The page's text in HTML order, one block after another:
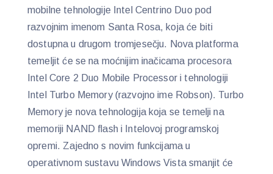
mobilne tehnologije Intel Centrino Duo pod
razvojnim imenom Santa Rosa, koja će biti
dostupna u drugom tromjesečju. Nova platforma
temeljit će se na moćnijim inačicama procesora
Intel Core 2 Duo Mobile Processor i tehnologiji
Intel Turbo Memory (razvojno ime Robson). Turbo
Memory je nova tehnologija koja se temelji na
memoriji NAND flash i Intelovoj programskoj
opremi. Zajedno s novim funkcijama u
operativnom sustavu Windows Vista smanjit će